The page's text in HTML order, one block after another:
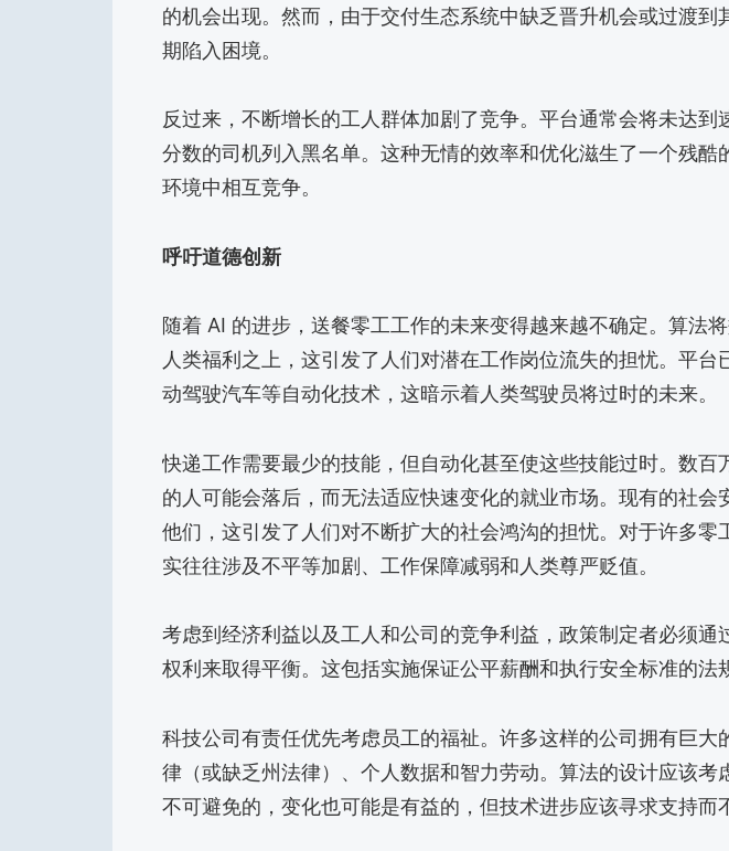
的机会出现。然而，由于交付生态系统中缺乏晋升机会或过渡到
期陷入困境。
反过来，不断增长的工人群体加剧了竞争。平台通常会将未达到
分数的司机列入黑名单。这种无情的效率和优化滋生了一个残酷
环境中相互竞争。
呼吁道德创新
随着 AI 的进步，送餐零工工作的未来变得越来越不确定。算法
人类福利之上，这引发了人们对潜在工作岗位流失的担忧。平台
动驾驶汽车等自动化技术，这暗示着人类驾驶员将过时的未来。
快递工作需要最少的技能，但自动化甚至使这些技能过时。数百
的人可能会落后，而无法适应快速变化的就业市场。现有的社会
他们，这引发了人们对不断扩大的社会鸿沟的担忧。对于许多零
实往往涉及不平等加剧、工作保障减弱和人类尊严贬值。
考虑到经济利益以及工人和公司的竞争利益，政策制定者必须通
权利来取得平衡。这包括实施保证公平薪酬和执行安全标准的法
科技公司有责任优先考虑员工的福祉。许多这样的公司拥有巨大
律（或缺乏州法律）、个人数据和智力劳动。算法的设计应该考
不可避免的，变化也可能是有益的，但技术进步应该寻求支持而